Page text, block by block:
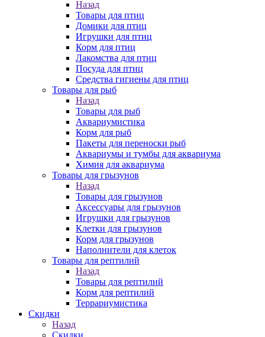
Назад
Товары для птиц
Домики для птиц
Игрушки для птиц
Корм для птиц
Лакомства для птиц
Посуда для птиц
Средства гигиены для птиц
Товары для рыб
Назад
Товары для рыб
Аквариумистика
Корм для рыб
Пакеты для переноски рыб
Аквариумы и тумбы для аквариума
Химия для аквариума
Товары для грызунов
Назад
Товары для грызунов
Аксессуары для грызунов
Игрушки для грызунов
Клетки для грызунов
Корм для грызунов
Наполнители для клеток
Товары для рептилий
Назад
Товары для рептилий
Корм для рептилий
Террариумистика
Скидки
Назад
Скидки